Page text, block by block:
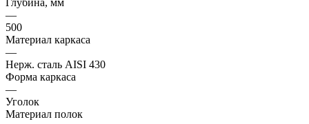
—
500
Материал каркаса
—
Нерж. сталь AISI 430
Форма каркаса
—
Уголок
Материал полок